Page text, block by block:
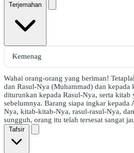
Terjemahan
Wahai orang-orang yang beriman!
dan Rasul-Nya (Muhammad) dan
diturunkan kepada Rasul-Nya, serta kitab
sebelumnya. Barang siapa ingkar
Nya, kitab-kitab-Nya, rasul-rasul-Nya,
sungguh, orang itu telah tersesat sangat
Tafsir